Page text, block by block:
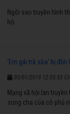
Ngôi sao truyền hình
hộ.
'Em gái trà sữa' bị đồn
03/01/2019 12:03:33
Mạng xã hội lan
song cha của cô phủ